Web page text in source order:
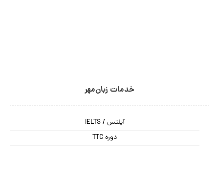
خدمات زبان‌مهر
آیلتس / IELTS
دوره TTC